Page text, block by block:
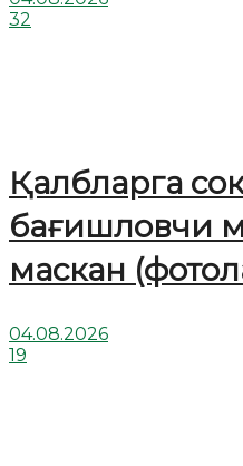
32
Қалбларга
бағишловчи
маскан
04.08.2026
19